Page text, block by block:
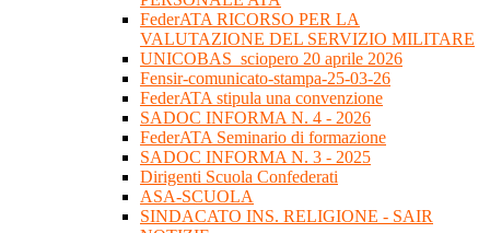
FederATA RICORSO PER LA
VALUTAZIONE DEL SERVIZIO MILITARE
UNICOBAS_sciopero 20 aprile 2026
Fensir-comunicato-stampa-25-03-26
FederATA stipula una convenzione
SADOC INFORMA N. 4 - 2026
FederATA Seminario di formazione
SADOC INFORMA N. 3 - 2025
Dirigenti Scuola Confederati
ASA-SCUOLA
SINDACATO INS. RELIGIONE - SAIR